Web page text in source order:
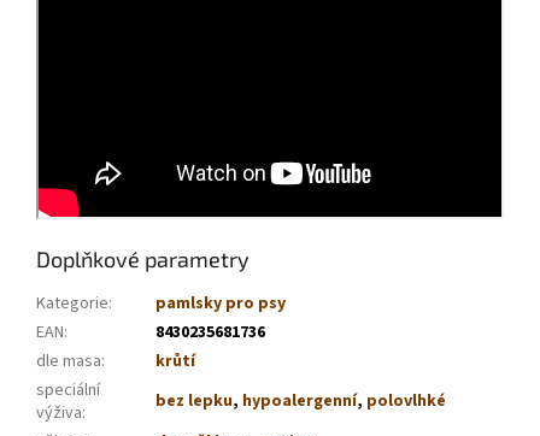
Doplňkové parametry
Kategorie:
pamlsky pro psy
EAN:
8430235681736
dle masa:
krůtí
speciální
výživa: bez lepku, hypoalergenní, polovlhké